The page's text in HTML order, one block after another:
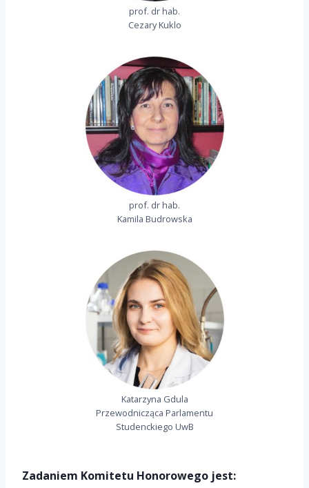
prof. dr hab.
Cezary Kuklo
prof. dr hab.
Kamila Budrowska
Katarzyna Gdula
Przewodnicząca Parlamentu
Studenckiego UwB
Zadaniem Komitetu Honorowego jest: